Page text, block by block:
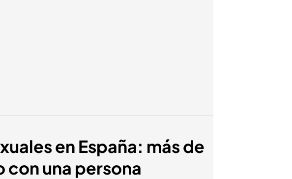
en España: más de
con una persona